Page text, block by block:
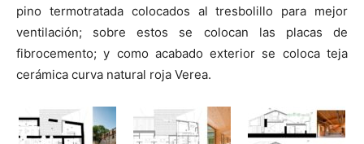
pino termotratada colocados al tresbolillo para mejor
ventilación; sobre estos se colocan las placas de
fibrocemento; y como acabado exterior se coloca teja
cerámica curva natural roja Verea.